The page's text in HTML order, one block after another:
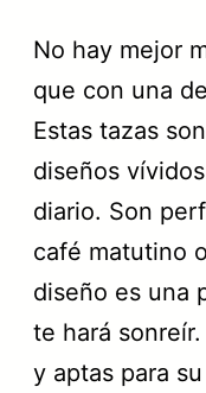
No hay mejor
que con una
Estas tazas
diseños
diario. Son
café matutino
diseño es una
te hará
y aptas para